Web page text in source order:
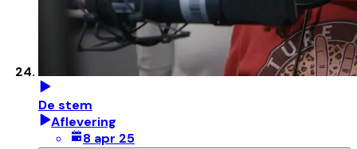
De stem
Aflevering
8 apr 25